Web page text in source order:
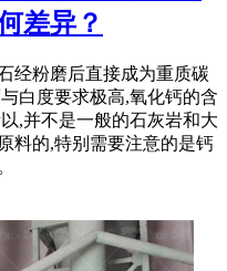
差异？
经粉磨后直接成为重质碳
白度要求极高,氧化钙的含
,并不是一般的石灰岩和大
料的,特别需要注意的是钙